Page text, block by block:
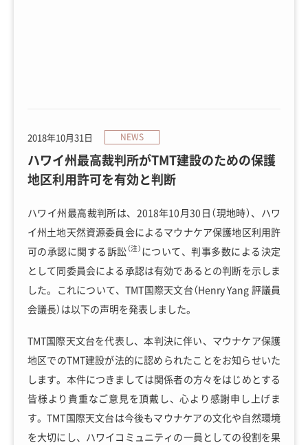
ハワイ州最高裁判所がTMT建設のための保護
地区利用許可を有効と判断
2018年10月31日 NEWS
ハワイ州最高裁判所は、2018年10月30日（現地時）、ハワ
イ州土地天然資源委員会によるマウナケア保護地区利用許
可の承認に関する訴訟 （注） について、判事多数による決定
として同委員会による承認は有効であるとの判断を示しま
した。これについて、TMT国際天文台（Henry Yang 評議員
会議長）は以下の声明を発表しました。
TMT国際天文台を代表し、本判決に伴い、マウナケア保護
地区でのTMT建設が法的に認められたことをお知らせいた
します。本件につきましては関係者の方々をはじめとする
皆様より貴重なご意見を頂戴し、心より感謝申し上げま
す。TMT国際天文台は今後もマウナケアの文化や自然環境
を大切にし、ハワイコミュニティの一員としての役割を果